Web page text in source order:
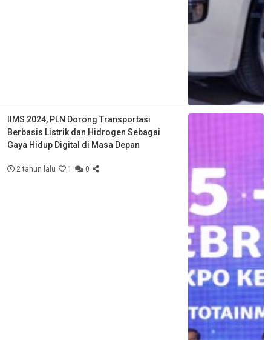
IIMS 2024, PLN Dorong Transportasi
Berbasis Listrik dan Hidrogen Sebagai
Gaya Hidup Digital di Masa Depan
2 tahun lalu 1 0